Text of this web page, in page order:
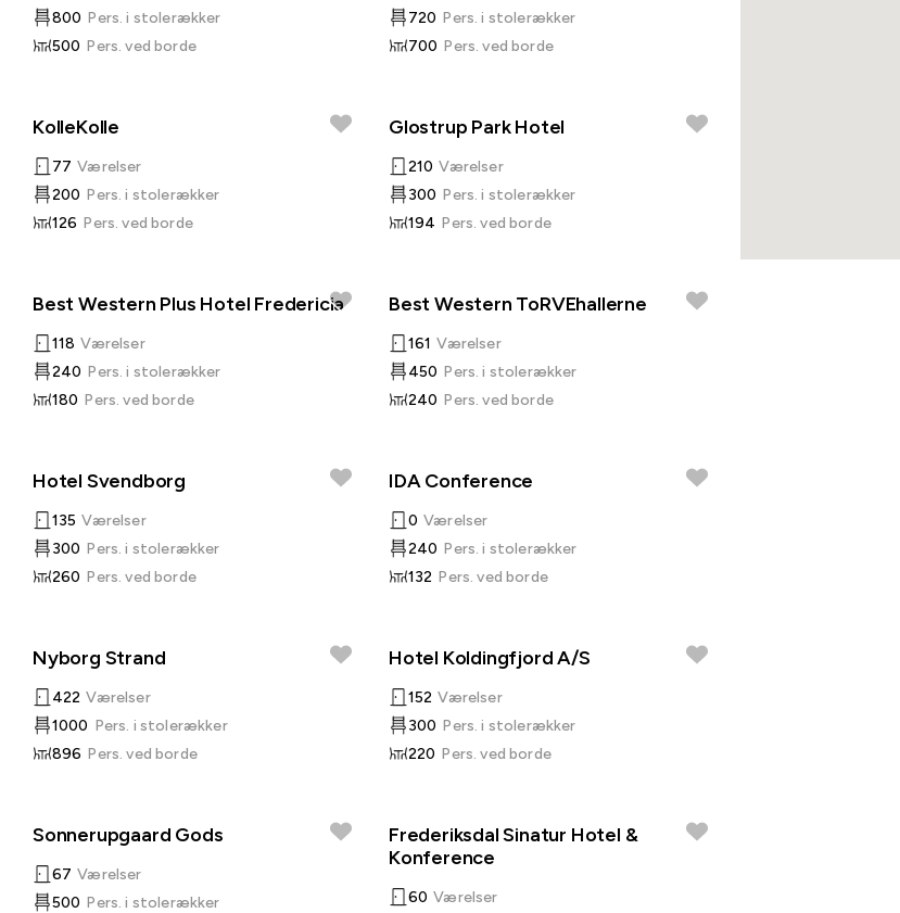
800 Pers. i stolerækker
500 Pers. ved borde
720 Pers. i stolerækker
700 Pers. ved borde
KolleKolle
77 Værelser
200 Pers. i stolerækker
126 Pers. ved borde
Glostrup Park Hotel
210 Værelser
300 Pers. i stolerækker
194 Pers. ved borde
Best Western Plus Hotel Fredericia
118 Værelser
240 Pers. i stolerækker
180 Pers. ved borde
Best Western ToRVEhallerne
161 Værelser
450 Pers. i stolerækker
240 Pers. ved borde
Hotel Svendborg
135 Værelser
300 Pers. i stolerækker
260 Pers. ved borde
IDA Conference
0 Værelser
240 Pers. i stolerækker
132 Pers. ved borde
Nyborg Strand
422 Værelser
1000 Pers. i stolerækker
896 Pers. ved borde
Hotel Koldingfjord A/S
152 Værelser
300 Pers. i stolerækker
220 Pers. ved borde
Sonnerupgaard Gods
67 Værelser
500 Pers. i stolerækker
Frederiksdal Sinatur Hotel &
Konference
60 Værelser